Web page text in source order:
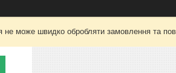
не може швидко обробляти замовлення та